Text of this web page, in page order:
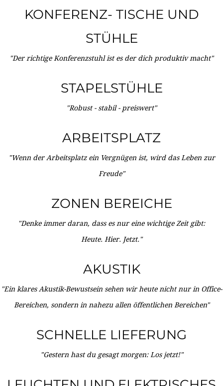
KONFERENZ- TISCHE UND
STÜHLE
"Der richtige Konferenzstuhl ist es der dich produktiv macht"
STAPELSTÜHLE
"Robust - stabil - preiswert"
ARBEITSPLATZ
"Wenn der Arbeitsplatz ein Vergnügen ist, wird das Leben zur
Freude"
ZONEN BEREICHE
"Denke immer daran, dass es nur eine wichtige Zeit gibt:
Heute. Hier. Jetzt."
AKUSTIK
"Ein klares Akustik-Bewustsein sehen wir heute nicht nur in Office-
Bereichen, sondern in nahezu allen öffentlichen Bereichen"
SCHNELLE LIEFERUNG
"Gestern hast du gesagt morgen: Los jetzt!"